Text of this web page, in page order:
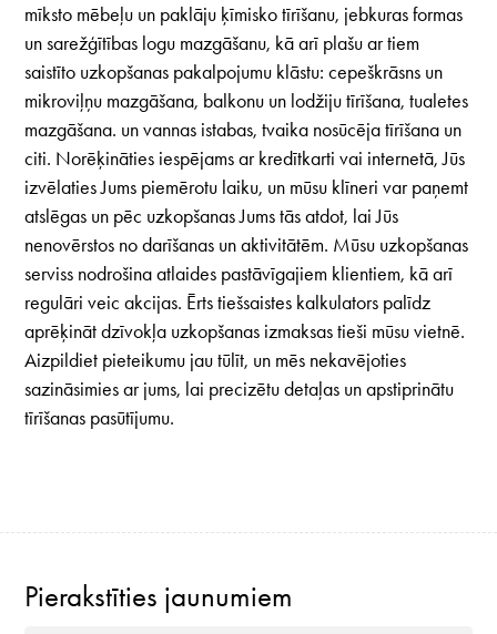
mīksto mēbeļu un paklāju ķīmisko tīrīšanu, jebkuras formas
un sarežģītības logu mazgāšanu, kā arī plašu ar tiem
saistīto uzkopšanas pakalpojumu klāstu: cepeškrāsns un
mikroviļņu mazgāšana, balkonu un lodžiju tīrīšana, tualetes
mazgāšana. un vannas istabas, tvaika nosūcēja tīrīšana un
citi. Norēķināties iespējams ar kredītkarti vai internetā, Jūs
izvēlaties Jums piemērotu laiku, un mūsu klīneri var paņemt
atslēgas un pēc uzkopšanas Jums tās atdot, lai Jūs
nenovērstos no darīšanas un aktivitātēm. Mūsu uzkopšanas
serviss nodrošina atlaides pastāvīgajiem klientiem, kā arī
regulāri veic akcijas. Ērts tiešsaistes kalkulators palīdz
aprēķināt dzīvokļa uzkopšanas izmaksas tieši mūsu vietnē.
Aizpildiet pieteikumu jau tūlīt, un mēs nekavējoties
sazināsimies ar jums, lai precizētu detaļas un apstiprinātu
tīrīšanas pasūtījumu.
Pierakstīties jaunumiem